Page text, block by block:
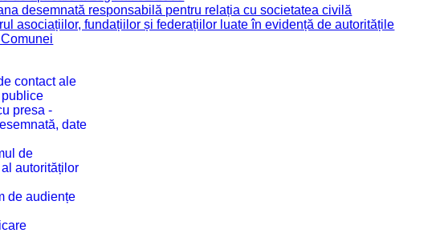
desemnată responsabilă pentru relația cu societatea civilă
asociațiilor, fundațiilor și federațiilor luate în evidență de autoritățile
contact ale
presa -
date
de
autorităților
de audiențe